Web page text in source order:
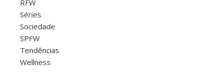
RFW
Séries
Sociedade
SPFW
Tendências
Wellness